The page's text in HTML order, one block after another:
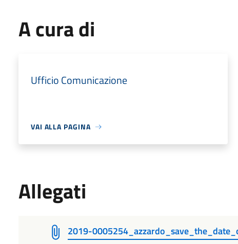
A cura di
Ufficio Comunicazione
VAI ALLA PAGINA
Allegati
2019-